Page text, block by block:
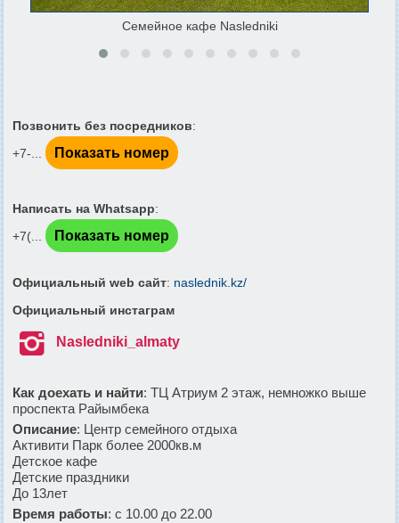
Семейное кафе Nasledniki
Позвонить без посредников:
+7-...
Показать номер
Написать на Whatsapp:
+7(...
Показать номер
Официальный web сайт: naslednik.kz/
Официальный инстаграм
 Nasledniki_almaty
Как доехать и найти: ТЦ Атриум 2 этаж, немножко выше
проспекта Райымбека
Описание: Центр семейного отдыха
Активити Парк более 2000кв.м
Детское кафе
Детские праздники
До 13лет
Время работы: с 10.00 до 22.00